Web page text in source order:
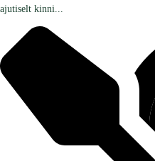
ajutiselt kinni...